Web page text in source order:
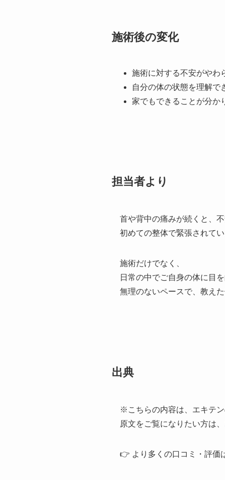
施術後の変化
施術に対する不安がやわ
自分の体の状態を理解で
家でもできることが分か
担当者より
首や背中の痛みが続くと、
初めての整体で緊張されて
施術だけでなく、
日常の中でご自身の体に目
無理のないペースで、教え
出典
※こちらの内容は、エキテン
原文をご覧になりたい方は、
👉 より多くの口コミ・評価